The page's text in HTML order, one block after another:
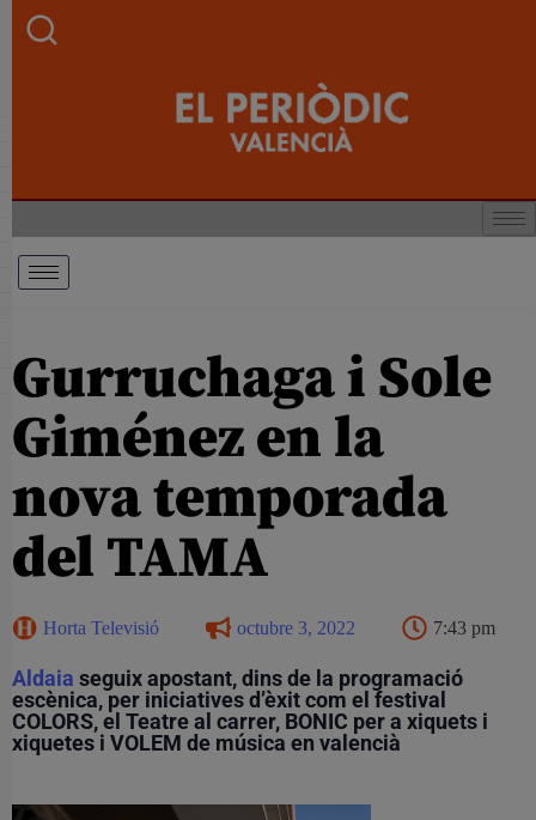
Gurruchaga i Sole
Giménez en la
nova temporada
del TAMA
Horta Televisió octubre 3, 2022 7:43 pm
Aldaia seguix apostant, dins de la programació
escènica, per iniciatives d’èxit com el festival
COLORS, el Teatre al carrer, BONIC per a xiquets i
xiquetes i VOLEM de música en valencià